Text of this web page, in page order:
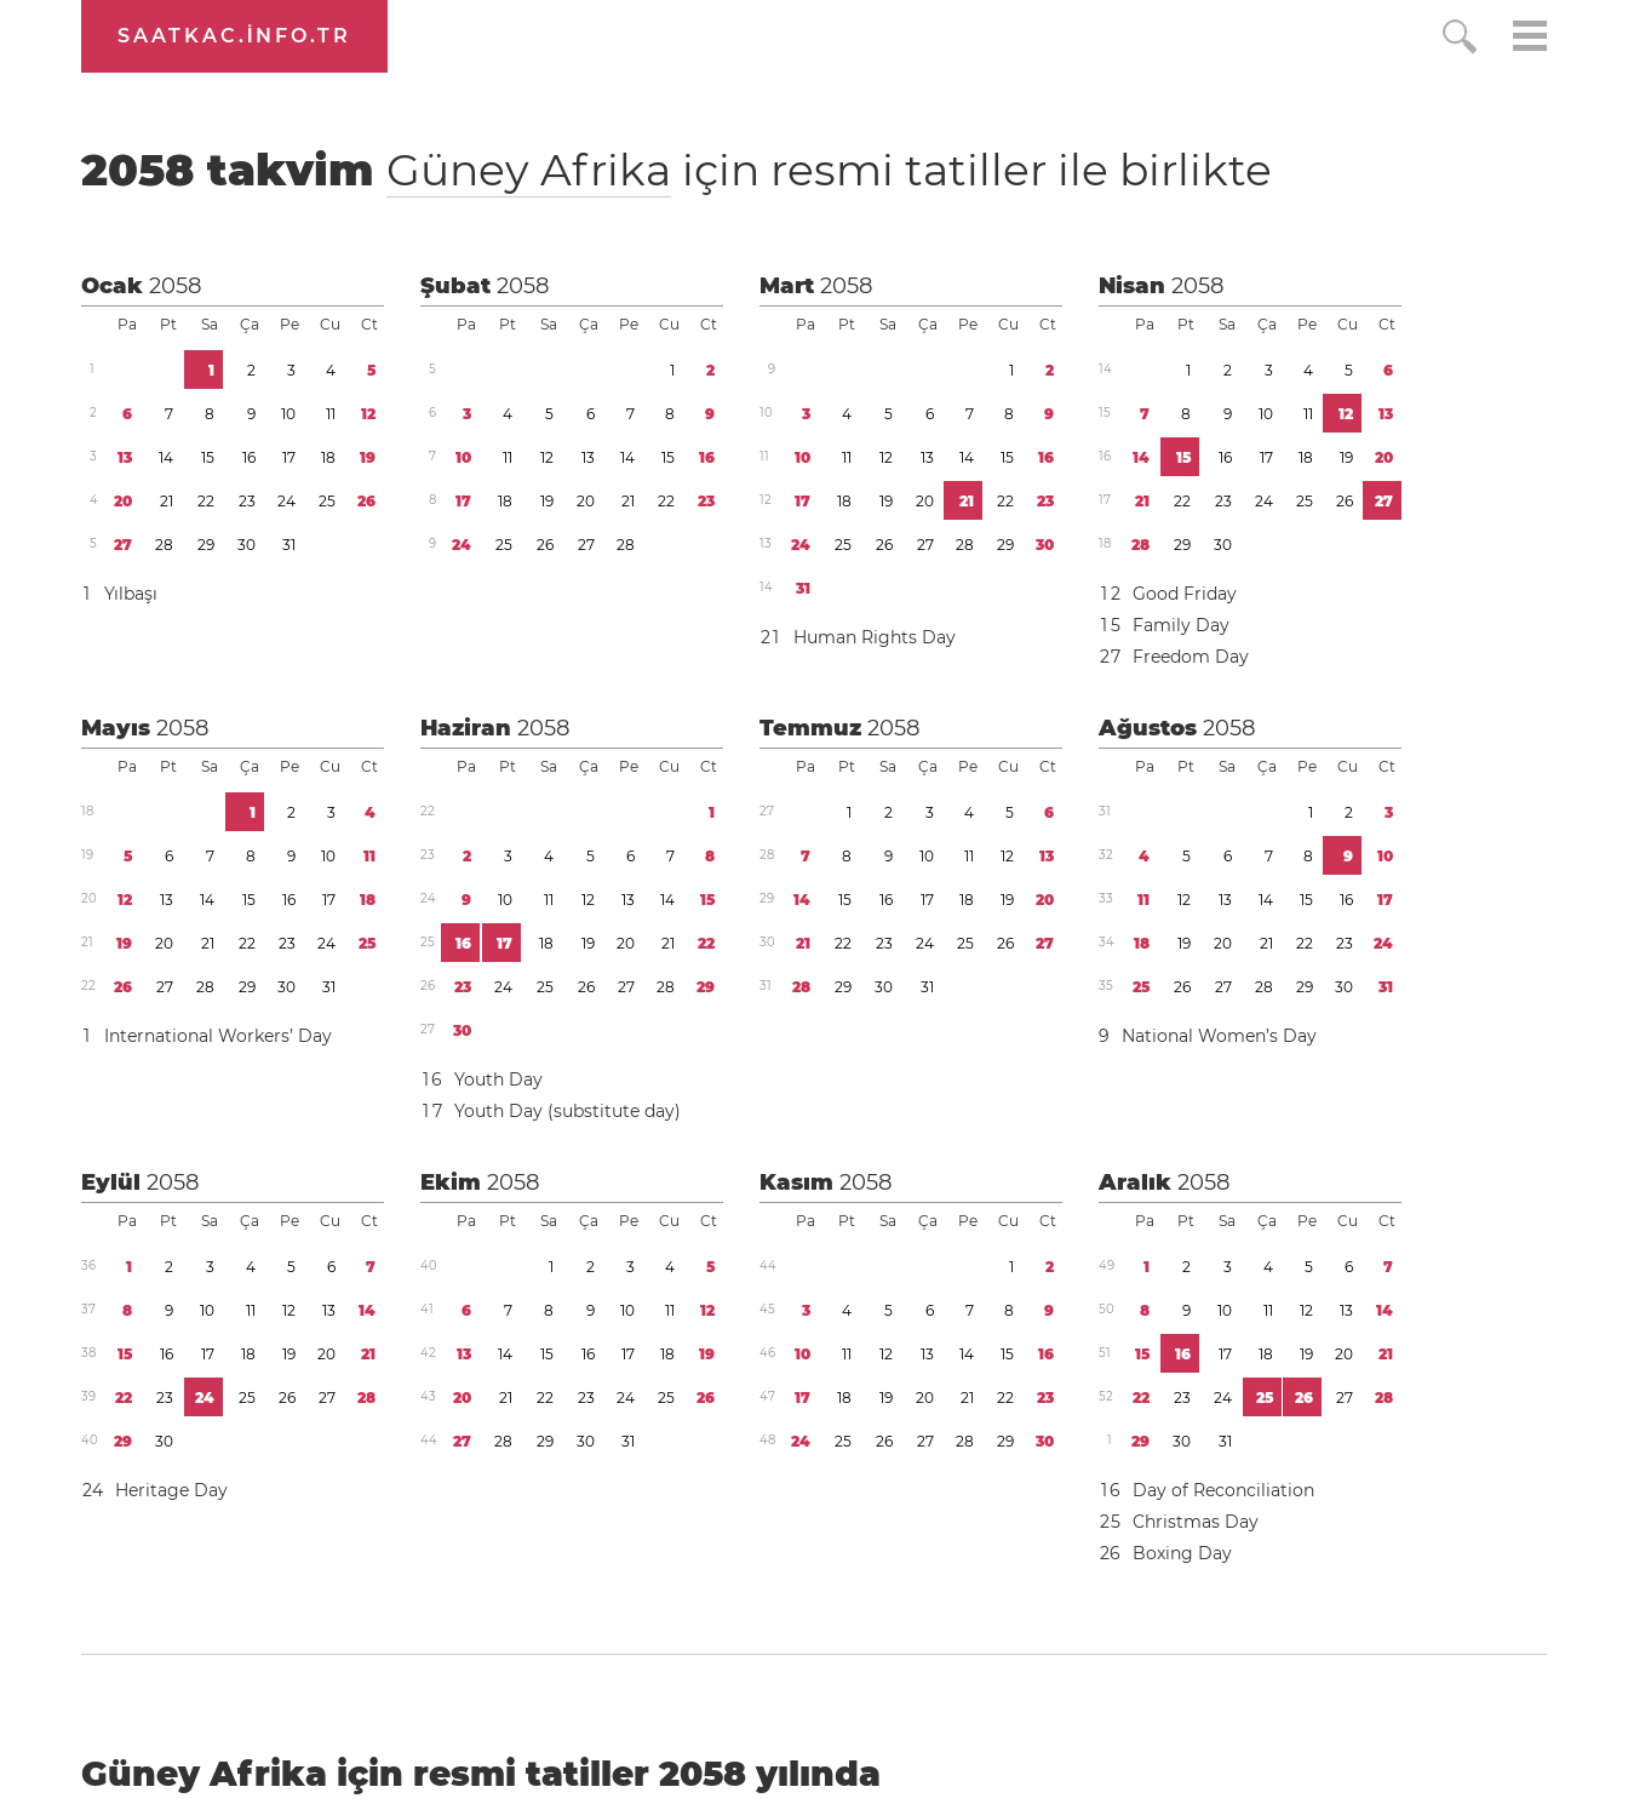
SAATKAC.INFO.TR
2058 takvim Güney Afrika için resmi tatiller ile birlikte
Ocak2058
Pa Pt Sa Ça Pe Cu Ct
1 1 2 3 4 5
2 6 7 8 9 10 11 12
3 13 14 15 16 17 18 19
4 20 21 22 23 24 25 26
5 27 28 29 30 31
1 Yılbaşı
Şubat2058
Pa Pt Sa Ça Pe Cu Ct
5 1 2
6 3 4 5 6 7 8 9
7 10 11 12 13 14 15 16
8 17 18 19 20 21 22 23
9 24 25 26 27 28
Mart2058
Pa Pt Sa Ça Pe Cu Ct
9 1 2
10 3 4 5 6 7 8 9
11 10 11 12 13 14 15 16
12 17 18 19 20 21 22 23
13 24 25 26 27 28 29 30
14 31
21 Human Rights Day
Nisan2058
Pa Pt Sa Ça Pe Cu Ct
14 1 2 3 4 5 6
15 7 8 9 10 11 12 13
16 14 15 16 17 18 19 20
17 21 22 23 24 25 26 27
18 28 29 30
1 2 Good Friday
1 5
Family Day
27 Freedom Day
Mayıs2058
Pa Pt Sa Ça Pe Cu Ct
18 1 2 3 4
19 5 6 7 8 9 10 11
20 12 13 14 15 16 17 18
21 19 20 21 22 23 24 25
22 26 27 28 29 30 31
1 International Workers’ Day
Haziran2058
Pa Pt Sa Ça Pe Cu Ct
22 1
23 2 3 4 5 6 7 8
24 9 10 11 12 13 14 15
25 16 17 18 19 20 21 22
26 23 24 25 26 27 28 29
27 30
16
Youth Day
1 7 Youth Day (substitute day)
Temmuz2058
Pa Pt Sa Ça Pe Cu Ct
27 1 2 3 4 5 6
28 7 8 9 10 11 12 13
29 14 15 16 17 18 19 20
30 21 22 23 24 25 26 27
31 28 29 30 31
Ağustos2058
Pa Pt Sa Ça Pe Cu Ct
31 1 2 3
32 4 5 6 7 8 9 10
33 11 12 13 14 15 16 17
34 18 19 20 21 22 23 24
35 25 26 27 28 29 30 31
9 National Women’s Day
Eylül2058
Pa Pt Sa Ça Pe Cu Ct
36 1 2 3 4 5 6 7
37 8 9 10 11 12 13 14
38 15 16 17 18 19 20 21
39 22 23 24 25 26 27 28
40 29 30
24 Heritage Day
Ekim2058
Pa Pt Sa Ça Pe Cu Ct
40 1 2 3 4 5
41 6 7 8 9 10 11 12
42 13 14 15 16 17 18 19
43 20 21 22 23 24 25 26
44 27 28 29 30 31
Kasım2058
Pa Pt Sa Ça Pe Cu Ct
44 1 2
45 3 4 5 6 7 8 9
46 10 11 12 13 14 15 16
47 17 18 19 20 21 22 23
48 24 25 26 27 28 29 30
Aralık2058
Pa Pt Sa Ça Pe Cu Ct
49 1 2 3 4 5 6 7
50 8 9 10 11 12 13 14
51 15 16 17 18 19 20 21
52 22 23 24 25 26 27 28
1 29 30 31
16
Day of Reconciliation
25 Christmas Day
26 Boxing Day
Güney Afrika için resmi tatiller 2058 yılında